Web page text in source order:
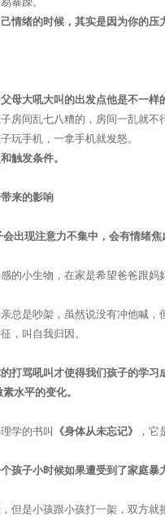
情绪的时候，其实是因为你的
母大吼大叫的出发点他是不一样
房间乱七八糟的，房间一乱就不
玩手机，一拿手机就发怒。
触发条件。
来的影响
出现注意力不集中，会有情绪焦
的小生物，在家是希望爸爸跟妈
总是吵架，虽然说没有冲他喊
，叫自我归因。
打骂吼叫才使得我们孩子的学
水平的变化。
学的书叫 《身体从未忘记》 ，
孩子小时候如果遭受到了家庭
但是小孩跟小孩打一架，双方